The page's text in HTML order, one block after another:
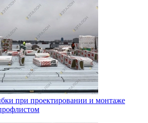
при проектировании и монтаже